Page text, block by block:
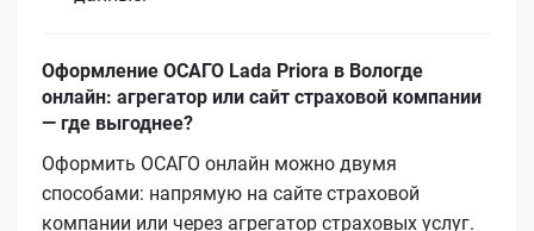
Оформление ОСАГО Lada Priora в Вологде
онлайн: агрегатор или сайт страховой компании
— где выгоднее?
Оформить ОСАГО онлайн можно двумя
способами: напрямую на сайте страховой
компании или через агрегатор страховых услуг.